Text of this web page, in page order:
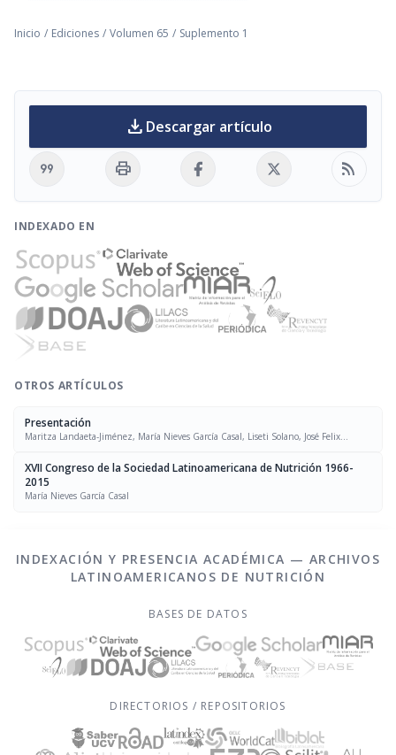
Inicio / Ediciones / Volumen 65 / Suplemento 1
download Descargar artículo
format_quote print rss_feed
INDEXADO EN
OTROS ARTÍCULOS
Presentación
Maritza Landaeta-Jiménez, María Nieves García Casal, Liseti Solano, José Felix
XVII Congreso de la Sociedad Latinoamericana de Nutrición 1966-
2015
María Nieves García Casal
INDEXACIÓN Y PRESENCIA ACADÉMICA — ARCHIVOS
LATINOAMERICANOS DE NUTRICIÓN
BASES DE DATOS
DIRECTORIOS / REPOSITORIOS